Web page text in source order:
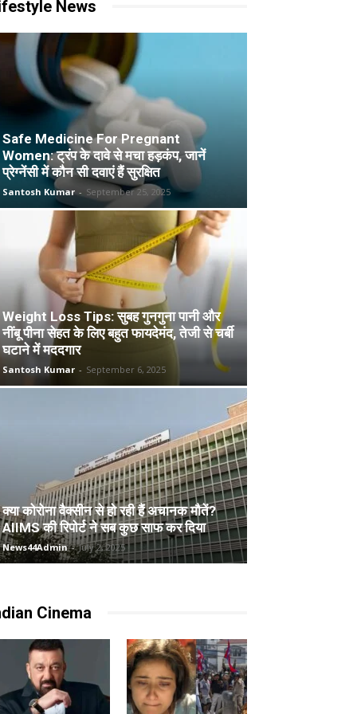
News
Safe Medicine For Pregnant
Women: ट्रंप के दावे से मचा हड़कंप, जानें
प्रेग्नेंसी में कौन सी दवाएं हैं सुरक्षित
Santosh Kumar - September 25, 2025
Weight Loss Tips: सुबह गुनगुना पानी और
नींबू पीना सेहत के लिए बहुत फायदेमंद, तेजी से चर्बी
घटाने में मददगार
Santosh Kumar - September 6, 2025
क्या कोरोना वैक्सीन से हो रही हैं अचानक मौतें?
AIIMS की रिपोर्ट ने सब कुछ साफ कर दिया
News44Admin - July 2, 2025
Cinema